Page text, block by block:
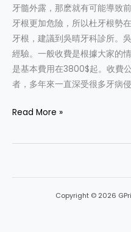
牙髓外露，那麽就有可能導致
牙根更加危險，所以杜牙根勢
牙根，建議到吳晴牙科診所。
經驗。一般收費是根據大家的
是基本費用在3800$起。收費
者，多年來一直深受很多牙病
Read More »
Copyright © 2026